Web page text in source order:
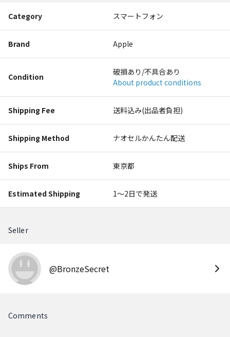
Category スマートフォン
Brand Apple
Condition
破損あり/不具合あり
About product conditions
Shipping Fee 送料込み(出品者負担)
Shipping Method ナオセルかんたん配送
Ships From 東京都
Estimated Shipping 1〜2日で発送
Seller
@BronzeSecret
Comments